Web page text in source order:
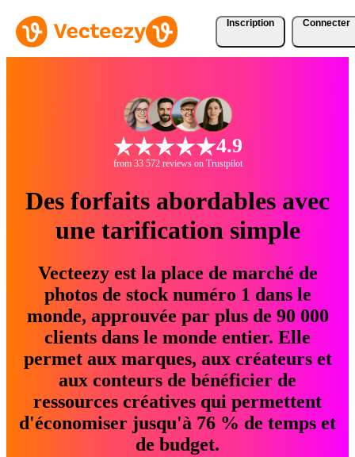
Inscription Connecter
4.9
from 33 572 reviews on Trustpilot
Des forfaits abordables avec
une tarification simple
Vecteezy est la place de marché de
photos de stock numéro 1 dans le
monde, approuvée par plus de 90 000
clients dans le monde entier. Elle
permet aux marques, aux créateurs et
aux conteurs de bénéficier de
ressources créatives qui permettent
d'économiser jusqu'à 76 % de temps et
de budget.